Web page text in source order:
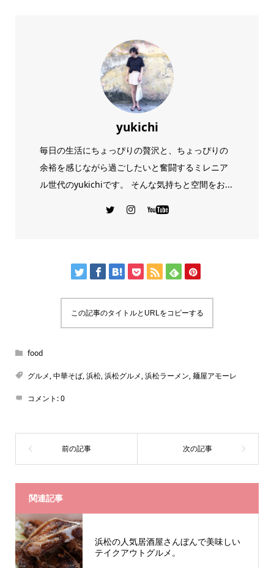
yukichi
毎日の生活にちょっぴりの贅沢と、ちょっぴりの
余裕を感じながら過ごしたいと奮闘するミレニア
ル世代のyukichiです。 そんな気持ちと空間をお...
この記事のタイトルとURLをコピーする
food
グルメ,中華そば,浜松,浜松グルメ,浜松ラーメン,麺屋アモーレ
コメント:0
関連記事
浜松の人気居酒屋さんぼんで美味しい
テイクアウトグルメ。